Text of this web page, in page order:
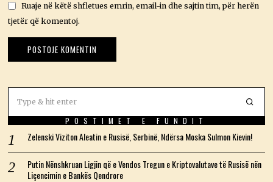
Ruaje në këtë shfletues emrin, email-in dhe sajtin tim, për herën
tjetër që komentoj.
POSTIMET E FUNDIT
Zelenski Viziton Aleatin e Rusisë, Serbinë, Ndërsa Moska Sulmon Kievin!
Putin Nënshkruan Ligjin që e Vendos Tregun e Kriptovalutave të Rusisë nën
Liçencimin e Bankës Qendrore